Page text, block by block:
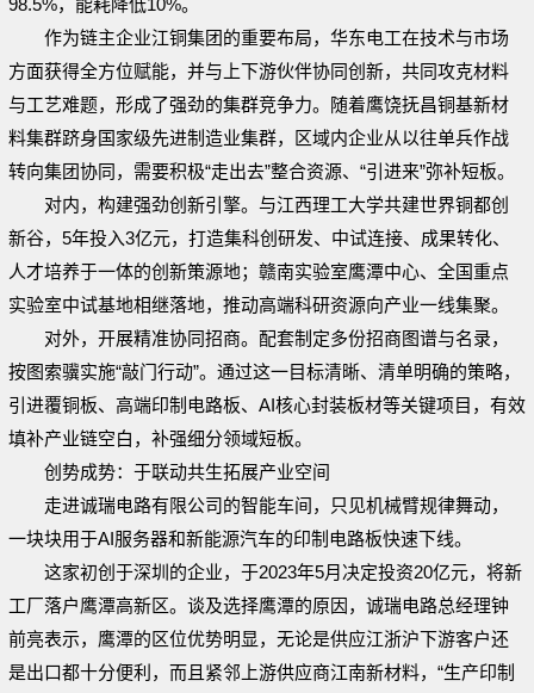
作为链主企业江铜集团的重要布局，华东电工在技术与市场
方面获得全方位赋能，并与上下游伙伴协同创新，共同攻克材料
与工艺难题，形成了强劲的集群竞争力。随着鹰饶抚昌铜基新材
料集群跻身国家级先进制造业集群，区域内企业从以往单兵作战
转向集团协同，需要积极“走出去”整合资源、“引进来”弥补短板。
对内，构建强劲创新引擎。与江西理工大学共建世界铜都创
新谷，5年投入3亿元，打造集科创研发、中试连接、成果转化、
人才培养于一体的创新策源地；赣南实验室鹰潭中心、全国重点
实验室中试基地相继落地，推动高端科研资源向产业一线集聚。
对外，开展精准协同招商。配套制定多份招商图谱与名录，
按图索骥实施“敲门行动”。通过这一目标清晰、清单明确的策略，
引进覆铜板、高端印制电路板、AI核心封装板材等关键项目，有效
填补产业链空白，补强细分领域短板。
创势成势：于联动共生拓展产业空间
走进诚瑞电路有限公司的智能车间，只见机械臂规律舞动，
一块块用于AI服务器和新能源汽车的印制电路板快速下线。
这家初创于深圳的企业，于2023年5月决定投资20亿元，将新
工厂落户鹰潭高新区。谈及选择鹰潭的原因，诚瑞电路总经理钟
前亮表示，鹰潭的区位优势明显，无论是供应江浙沪下游客户还
是出口都十分便利，而且紧邻上游供应商江南新材料，“生产印制